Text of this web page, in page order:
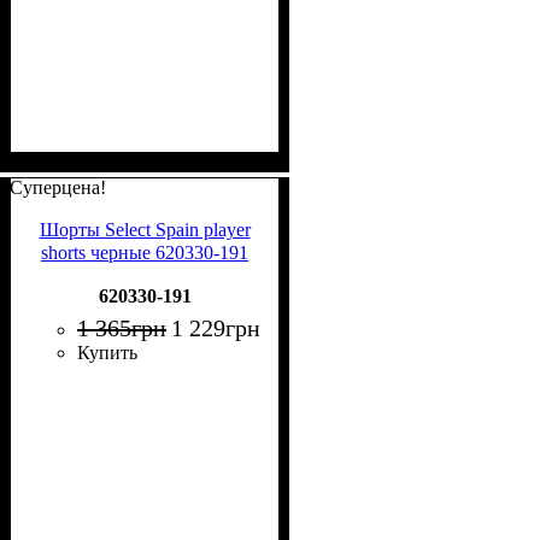
Суперцена!
Шорты Select Spain player
shorts черные 620330-191
620330-191
1 365грн 1 229грн
Купить